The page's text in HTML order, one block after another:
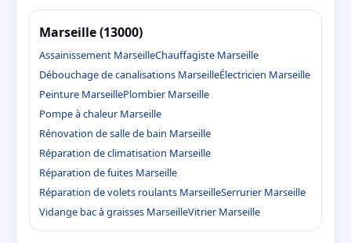
Marseille (13000)
Assainissement MarseilleChauffagiste Marseille
Débouchage de canalisations MarseilleÉlectricien Marseille
Peinture MarseillePlombier Marseille
Pompe à chaleur Marseille
Rénovation de salle de bain Marseille
Réparation de climatisation Marseille
Réparation de fuites Marseille
Réparation de volets roulants MarseilleSerrurier Marseille
Vidange bac à graisses MarseilleVitrier Marseille